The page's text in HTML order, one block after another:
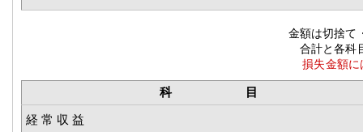
金額は切捨て
合計と各科目の足し
損失金額には△
科 目
経 常 収 益